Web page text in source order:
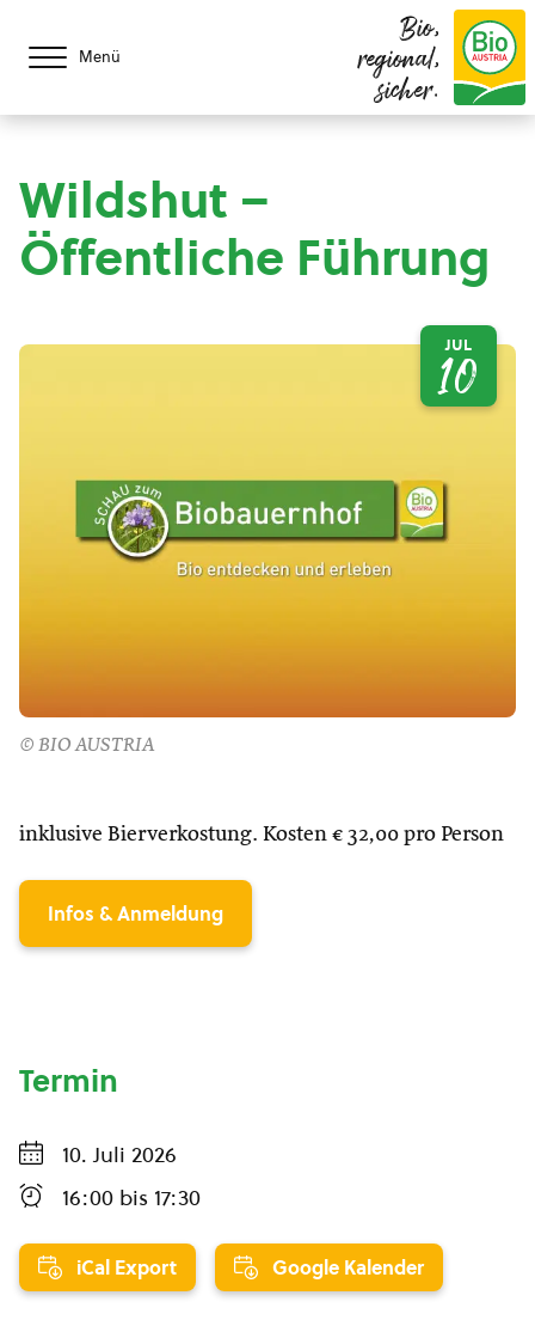
Menü
Bio,
regional,
sicher.
Wildshut –
Öffentliche Führung
© BIO AUSTRIA
JUL
10
inklusive Bierverkostung. Kosten € 32,00 pro Person
Infos & Anmeldung
Termin
10. Juli 2026
16:00 bis 17:30
iCal Export Google Kalender